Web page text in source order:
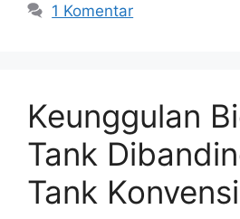
1 Komentar
Keunggulan
Tank
Tank